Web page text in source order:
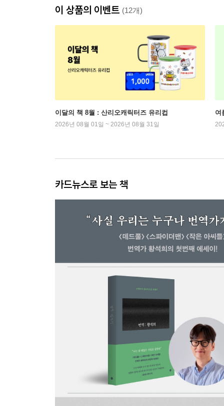
이 상품의 이벤트 (12개)
이달의 책 8월 : 산리오캐릭터즈 유리컵
2026년 08월 01일 ~ 2026년 08월 31일
여
카드뉴스로 보는 책